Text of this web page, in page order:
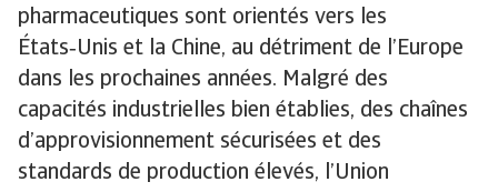
pharmaceutiques sont orientés vers les
États‑Unis et la Chine, au détriment de l’Europe
dans les prochaines années. Malgré des
capacités industrielles bien établies, des chaînes
d’approvisionnement sécurisées et des
standards de production élevés, l’Union